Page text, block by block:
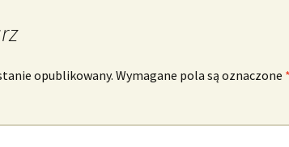
opublikowany. Wymagane pola są oznaczone *